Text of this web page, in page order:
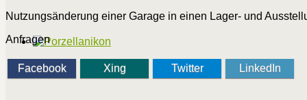
Nutzungsänderung einer Garage in einen Lager- und
Anfragen
Facebook Xing Twitter LinkedIn